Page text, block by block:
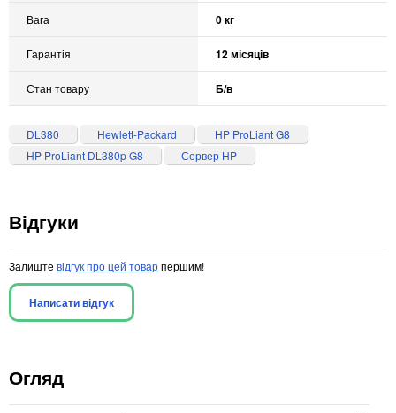
Вага 0 кг
Гарантія 12 місяців
Стан товару Б/в
DL380 Hewlett-Packard
HP ProLiant G8
HP ProLiant DL380p G8
Сервер HP
Відгуки
Залиште відгук про цей товарпершим!
Написати відгук
Огляд